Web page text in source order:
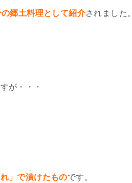
郷土料理として紹介されました。
が・・・
」で漬けたものです。